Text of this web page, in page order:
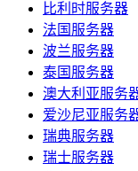
比利时服务器
法国服务器
波兰服务器
泰国服务器
澳大利亚服务
爱沙尼亚服务
瑞典服务器
瑞士服务器